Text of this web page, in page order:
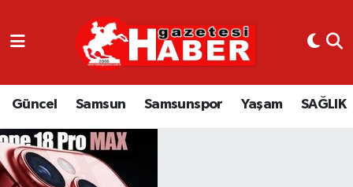
Güncel Samsun Samsunspor Yaşam SAĞLIK
GÜNCEL
SAMSUN
SAMSUNSPOR
EKONOMİ